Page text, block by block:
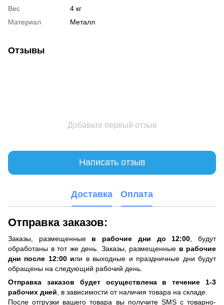
Вес
4 кг
Материал
Металл
Отзывы
Добавьте первый отзыв
Написать отзыв
Доставка Оплата
Отправка заказов:
Заказы, размещенные в рабочие дни до 12:00 , будут
обработаны в тот же день. Заказы, размещенные в рабочие
дни после 12:00 или в выходные и праздничные дни будут
обращены на следующий рабочий день.
Отправка заказов будет осуществлена ​​в течение 1-3
рабочих дней , в зависимости от наличия товара на складе.
После отгрузки вашего товара вы получите SMS с товарно-